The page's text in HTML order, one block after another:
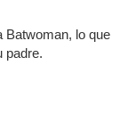
Batwoman, lo que
padre.